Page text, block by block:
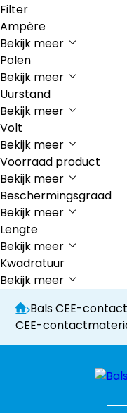
Filter
Ampère
Bekijk meer
Polen
Bekijk meer
Uurstand
Bekijk meer
Volt
Bekijk meer
Voorraad product
Bekijk meer
Beschermingsgraad
Bekijk meer
Lengte
Bekijk meer
Kwadratuur
Bekijk meer
Bals CEE-
CEE-